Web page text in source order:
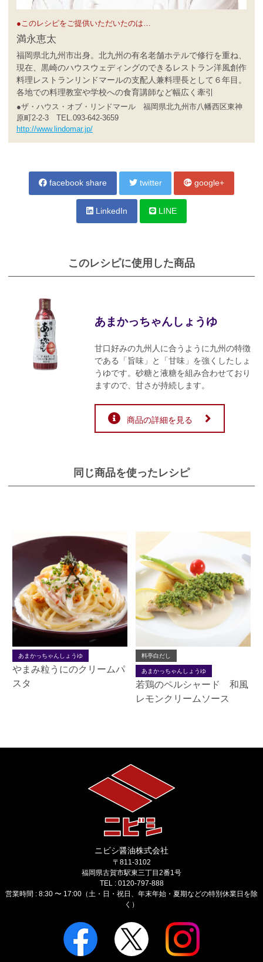
●このレシピをご提供いただいたのは…
満永恵太
福岡県北九州市出身。北九州の有名老舗ホテルで修行を重ね、
現在、黒崎のハウスウェディングのできるレストラン洋風創作
料理レストランリンドマールの支配人兼料理長として６年目。
各地での料理教室や学校への食育講師など幅広く牽引
●ザ・ハウス・オブ・リンドマール 福岡県北九州市八幡西区東神
原町2-2-3 TEL.093-642-3659
http://www.lindomar.jp/
facebook share twitter google+
LinkedIn LINE
このレシピに使用した商品
あまかっちゃんしょうゆ
甘口好みの九州人に合うように九州の特徴
である「旨味」と「甘味」を強くしたしょ
うゆです。砂糖と液糖を組み合わせており
ますので、甘さが持続します。
商品の詳細を見る
同じ商品を使ったレシピ
あまかっちゃんしょうゆ
やまみ粒うにのクリームパ
スタ
料亭白だし
あまかっちゃんしょうゆ
若鶏のペルシャード 和風
レモンクリームソース
ニビシ醤油株式会社
〒811-3102
福岡県古賀市駅東三丁目2番1号
TEL : 0120-797-888
営業時間 : 8:30 〜 17:00（土・日・祝日、年末年始・夏期などの特別休業日を除
く）